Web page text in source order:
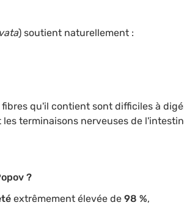
) soutient naturellement :
fibres qu'il contient sont difficiles à
terminaisons nerveuses de
?
extrêmement élevée de 98 %,